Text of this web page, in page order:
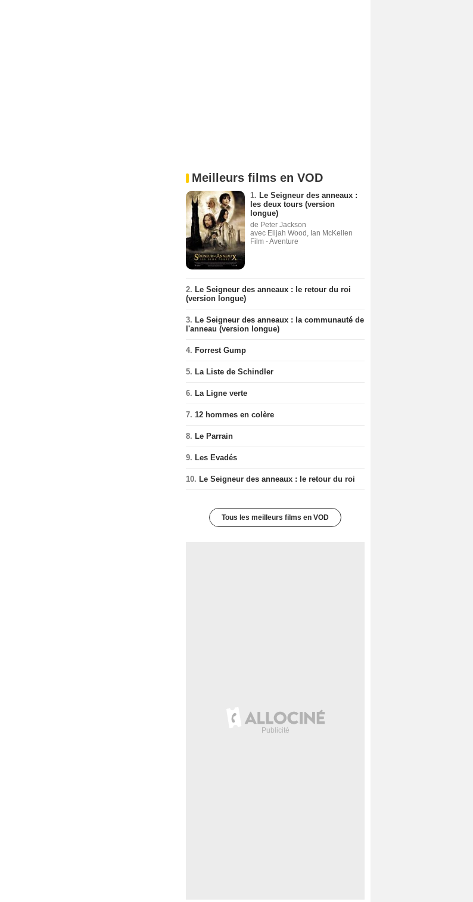
Meilleurs films en VOD
1. Le Seigneur des anneaux :
les deux tours (version
longue)
de Peter Jackson
avec Elijah Wood, Ian McKellen
Film - Aventure
2. Le Seigneur des anneaux : le retour du roi
(version longue)
3. Le Seigneur des anneaux : la communauté de
l'anneau (version longue)
4. Forrest Gump
5. La Liste de Schindler
6. La Ligne verte
7. 12 hommes en colère
8. Le Parrain
9. Les Evadés
10. Le Seigneur des anneaux : le retour du roi
Tous les meilleurs films en VOD